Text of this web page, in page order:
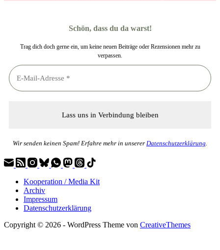
Schön, dass du da warst!
Trag dich doch gerne ein, um keine neuen Beiträge oder Rezensionen mehr zu
verpassen.
Wir senden keinen Spam! Erfahre mehr in unserer Datenschutzerklärung.
Kooperation / Media Kit
Archiv
Impressum
Datenschutzerklärung
Copyright © 2026 - WordPress Theme von CreativeThemes